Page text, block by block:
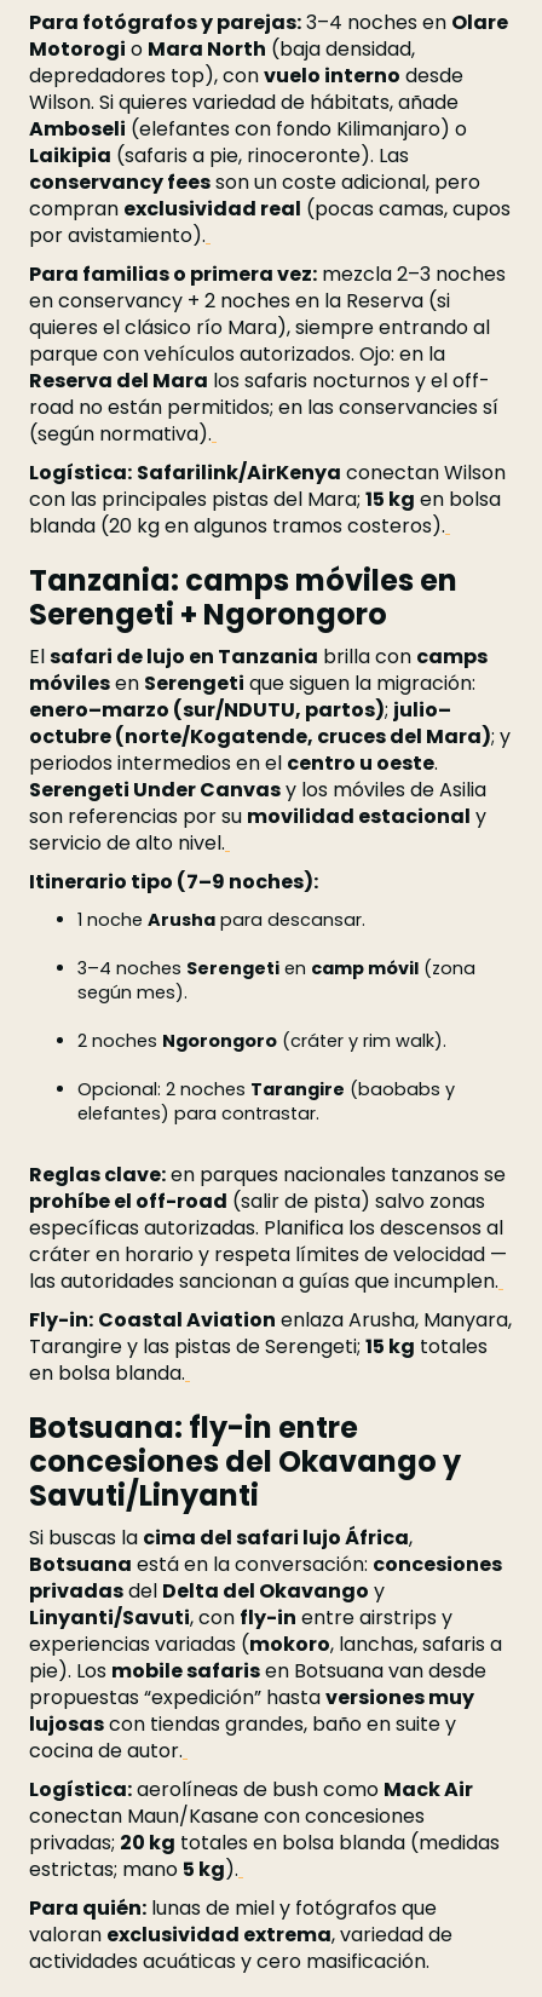
Para fotógrafos y parejas:3–4 noches en Olare
Motorogi o Mara North (baja densidad,
depredadores top), convuelo interno desde
Wilson. Si quieres variedad de hábitats, añade
Amboseli (elefantes con fondo Kilimanjaro) o
Laikipia (safaris a pie, rinoceronte). Las
conservancy feesson un coste adicional, pero
compran exclusividad real (pocas camas, cupos
por avistamiento).
Para familias o primera vez: mezcla 2–3 noches
en conservancy + 2 noches en la Reserva (si
quieres el clásico río Mara), siempre entrando al
parque con vehículos autorizados. Ojo: en la
Reserva del Mara los safaris nocturnos y el off-
road no están permitidos; en las conservancies sí
(según normativa).
Logística: Safarilink/AirKenya conectan Wilson
con las principales pistas del Mara; 15 kg en bolsa
blanda (20 kg en algunos tramos costeros).
Tanzania: camps móviles en
Serengeti + Ngorongoro
Elsafari de lujo en Tanzania brilla con camps
móvilesen Serengeti que siguen la migración:
enero–marzo (sur/NDUTU, partos); julio–
octubre (norte/Kogatende, cruces del Mara); y
periodos intermedios en el centro u oeste.
Serengeti Under Canvasy los móviles de Asilia
son referencias por su movilidad estacional y
servicio de alto nivel.
Itinerario tipo (7–9 noches):
1 noche Arusha para descansar.
3–4 noches Serengeti en camp móvil (zona
según mes).
2 noches Ngorongoro (cráter y rim walk).
Opcional: 2 noches Tarangire (baobabs y
elefantes) para contrastar.
Reglas clave:en parques nacionales tanzanos se
prohíbe el off-road (salir de pista) salvo zonas
específicas autorizadas. Planifica los descensos al
cráter en horario y respeta límites de velocidad —
las autoridades sancionan a guías que incumplen.
Fly-in: Coastal Aviation enlaza Arusha, Manyara,
Tarangire y las pistas de Serengeti; 15 kg totales
en bolsa blanda.
Botsuana: fly-in entre
concesiones del Okavango y
Savuti/Linyanti
Si buscas la cima del safari lujo África,
Botsuana está en la conversación: concesiones
privadasdel Delta del Okavango y
Linyanti/Savuti, con fly-in entre airstrips y
experiencias variadas (mokoro, lanchas, safaris a
pie). Los mobile safarisen Botsuana van desde
propuestas “expedición” hastaversiones muy
lujosascon tiendas grandes, baño en suite y
cocina de autor.
Logística:aerolíneas de bush como Mack Air
conectan Maun/Kasane con concesiones
privadas; 20 kg totales en bolsa blanda (medidas
estrictas; mano 5 kg).
Para quién: lunas de miel y fotógrafos que
valoran exclusividad extrema, variedad de
actividades acuáticas y cero masificación.